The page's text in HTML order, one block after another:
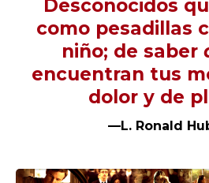
Desconocidos
como pesadillas
niño; de saber
encuentran tus
dolor y de
—L. Ronald